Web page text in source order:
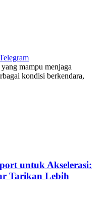
mampu menjaga
kondisi berkendara,
untuk Akselerasi:
Tarikan Lebih